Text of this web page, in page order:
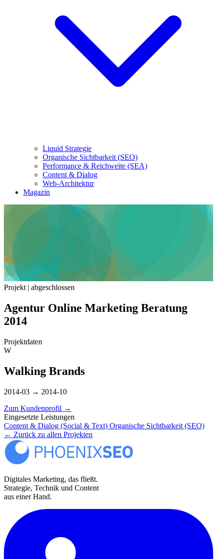
Liquid Strategie
Organische Sichtbarkeit (SEO)
Performance & Reichweite (SEA)
Content & Dialog
Web-Architektur
Magazin
Projekt | abgeschlossen
Agentur Online Marketing Beratung
2014
Projektdaten
W
Walking Brands
2014-03 → 2014-10
Zum Kundenprofil →
Eingesetzte Leistungen
Content & Dialog (Social & Text) Organische Sichtbarkeit (SEO)
← Zurück zu allen Projekten
Digitales Marketing, das fließt.
Strategie, Technik und Content
aus einer Hand.